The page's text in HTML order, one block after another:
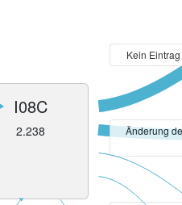
I08C
2.238
Kein
Änderung